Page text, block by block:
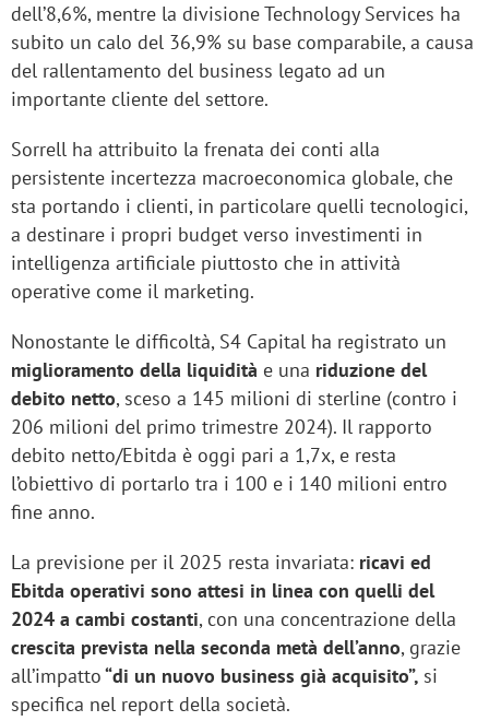
dell’8,6%, mentre la divisione Technology Services ha
subito un calo del 36,9% su base comparabile, a causa
del rallentamento del business legato ad un
importante cliente del settore.
Sorrell ha attribuito la frenata dei conti alla
persistente incertezza macroeconomica globale, che
sta portando i clienti, in particolare quelli tecnologici,
a destinare i propri budget verso investimenti in
intelligenza artificiale piuttosto che in attività
operative come il marketing.
Nonostante le difficoltà, S4 Capital ha registrato un
miglioramento della liquidità e una riduzione del
debito netto, sceso a 145 milioni di sterline (contro i
206 milioni del primo trimestre 2024). Il rapporto
debito netto/Ebitda è oggi pari a 1,7x, e resta
l’obiettivo di portarlo tra i 100 e i 140 milioni entro
fine anno.
La previsione per il 2025 resta invariata: ricavi ed
Ebitda operativi sono attesi in linea con quelli del
2024 a cambi costanti, con una concentrazione della
crescita prevista nella seconda metà dell’anno, grazie
all’impatto“di un nuovo business già acquisito”, si
specifica nel report della società.